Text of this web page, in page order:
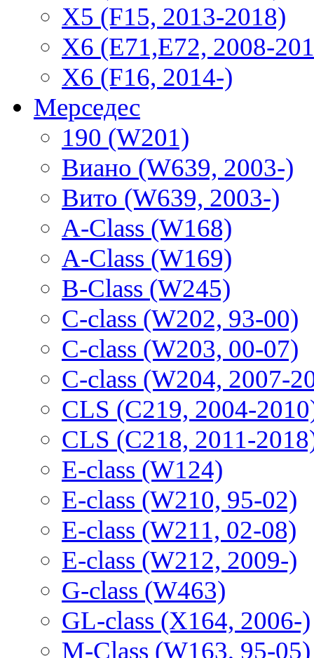
X5 (F15, 2013-2018)
X6 (E71,E72, 2008-
X6 (F16, 2014-)
Мерседес
190 (W201)
Виано (W639, 2003-)
Вито (W639, 2003-)
A-Class (W168)
A-Class (W169)
B-Class (W245)
C-class (W202, 93-00)
C-class (W203, 00-07)
C-class (W204, 2007-
CLS (C219, 2004-
CLS (C218, 2011-
E-class (W124)
E-class (W210, 95-02)
E-class (W211, 02-08)
E-class (W212, 2009-)
G-class (W463)
GL-class (X164, 2006-)
M-Class (W163, 95-05)